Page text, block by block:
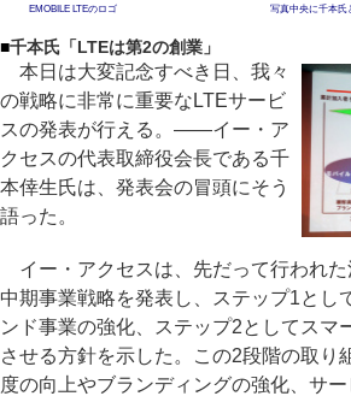
EMOBILE LTEのロゴ 写真中央に千本氏
■千本氏「LTEは第2の創業」
本日は大変記念すべき日、我々
の戦略に非常に重要なLTEサービ
スの発表が行える。――イー・ア
クセスの代表取締役会長である千
本倖生氏は、発表会の冒頭にそう
語った。
イー・アクセスは、先だって行われた
中期事業戦略を発表し、ステップ1とし
ンド事業の強化、ステップ2としてスマ
させる方針を示した。この2段階の取り
度の向上やブランディングの強化、サ